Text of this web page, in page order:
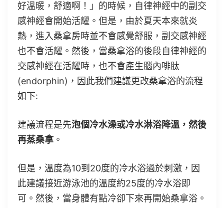
好溫暖，舒適啊！」的時候，自律神經中的副交
感神經會開始活耀。但是，由於夏天本來就炎
熱，進入桑拿房時並不會感覺舒服，副交感神經
也不會活耀。然後，當桑拿浴的後段自律神經的
交感神經在活耀時，也不會產生腦內啡肽
(endorphin)，因此我們建議更改桑拿浴的流程
如下:
建議流程是先泡個冷水澡或冷水淋浴降溫，然後
再蒸桑拿。
但是，溫度為10到20度的冷水浴過於刺激，因
此建議接近游泳池的溫度約25度的冷水浴即
可。然後，當身體有點冷卻下來再開始桑拿浴。